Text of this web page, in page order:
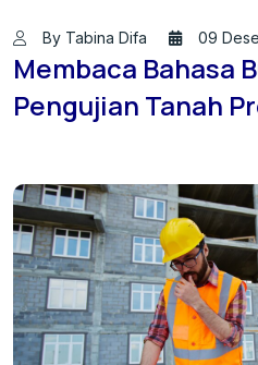
By Tabina Difa 09
Membaca Bahasa
Pengujian Tanah